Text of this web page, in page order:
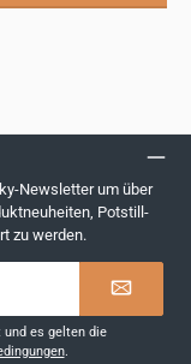
Newsletter um über
Potstill-
zu werden.
und es gelten die
.